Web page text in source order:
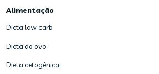
Alimentação
Dieta low carb
Dieta do ovo
Dieta cetogênica